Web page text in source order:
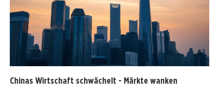
Chinas Wirtschaft schwächelt - Märkte wanken